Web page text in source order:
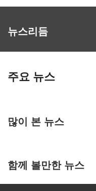
뉴스리듬
주요 뉴스
많이 본 뉴스
함께 볼만한 뉴스